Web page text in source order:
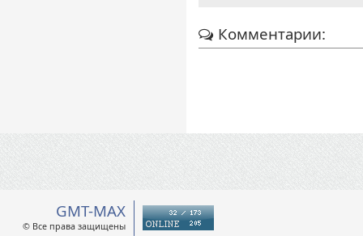
Комментарии:
GMT-MAX
© Все права защищены